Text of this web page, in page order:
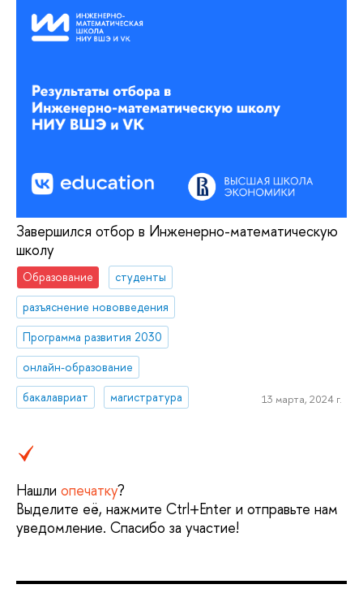
Завершился отбор в Инженерно-математическую
школу
Образование
студенты
разъяснение нововведения
Программа развития 2030
онлайн-образование
бакалавриат
магистратура 13 марта, 2024 г.
Нашли опечатку?
Выделите её, нажмите Ctrl+Enter и отправьте нам
уведомление. Спасибо за участие!